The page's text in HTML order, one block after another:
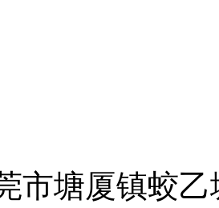
市塘厦镇蛟